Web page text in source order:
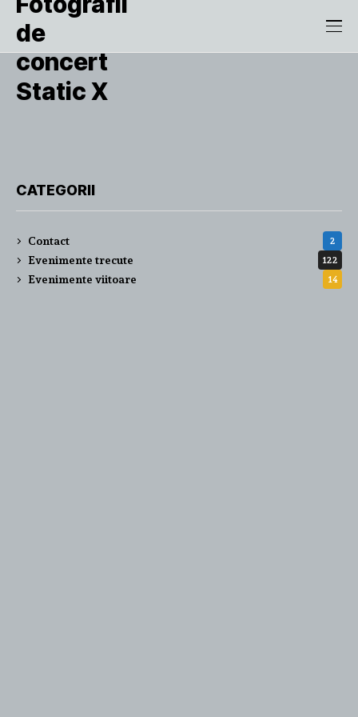
Static X
CATEGORII
Contact 2
Evenimente trecute 122
Evenimente viitoare 14